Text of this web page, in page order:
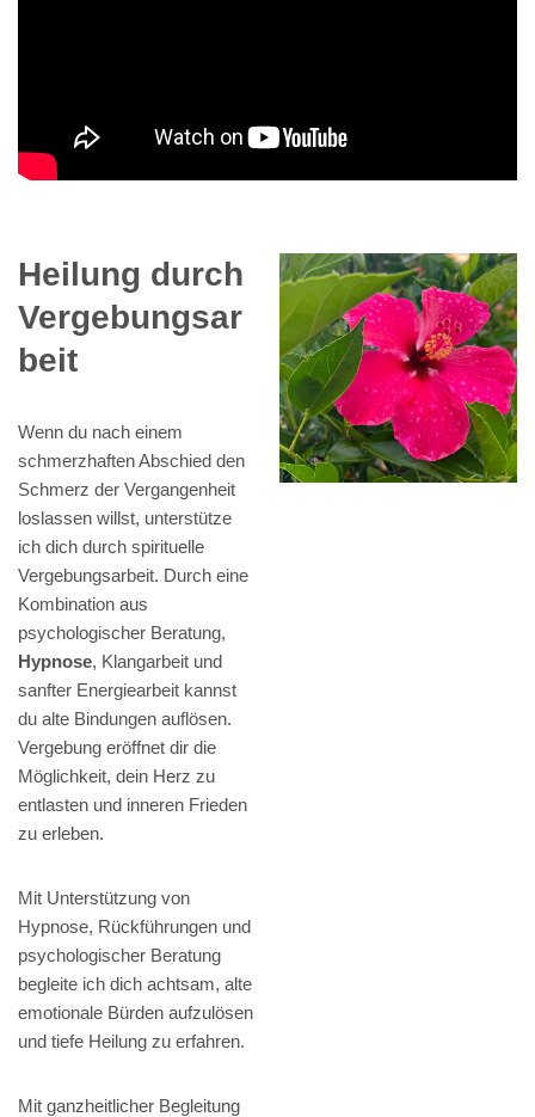
Heilung durch
Vergebungsar
beit
Wenn du nach einem
schmerzhaften Abschied den
Schmerz der Vergangenheit
loslassen willst, unterstütze
ich dich durch spirituelle
Vergebungsarbeit. Durch eine
Kombination aus
psychologischer Beratung,
Hypnose, Klangarbeit und
sanfter Energiearbeit kannst
du alte Bindungen auflösen.
Vergebung eröffnet dir die
Möglichkeit, dein Herz zu
entlasten und inneren Frieden
zu erleben.
Mit Unterstützung von
Hypnose, Rückführungen und
psychologischer Beratung
begleite ich dich achtsam, alte
emotionale Bürden aufzulösen
und tiefe Heilung zu erfahren.
Mit ganzheitlicher Begleitung